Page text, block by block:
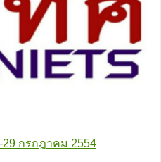
29 กรกฎาคม 2554